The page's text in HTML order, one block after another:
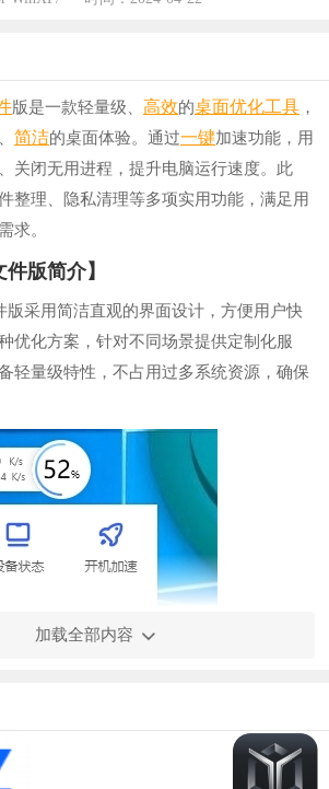
版是一款轻量级、 高效的桌面优化工具 ，
简洁的桌面体验。通过一键加速功能，用
关闭无用进程，提升电脑运行速度。此
整理、隐私清理等多项实用功能，满足用
求。
版简介】
版采用简洁直观的界面设计，方便用户快
优化方案，针对不同场景提供定制化服
轻量级特性，不占用过多系统资源，确保
加载全部内容